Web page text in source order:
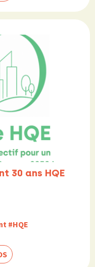
30 ans HQE
#HQE